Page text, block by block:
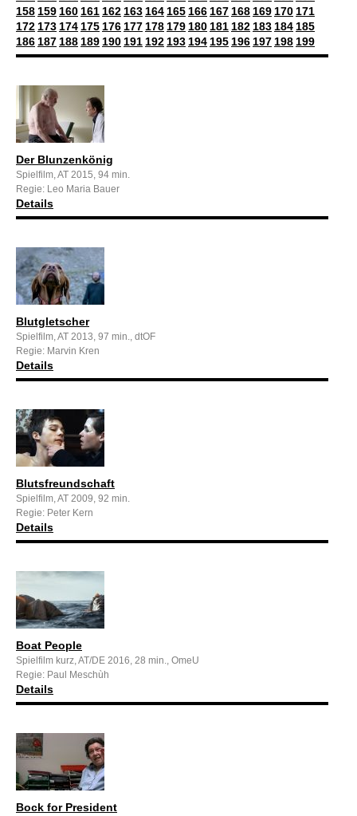
158 159 160 161 162 163 164 165 166 167 168 169 170 171
172 173 174 175 176 177 178 179 180 181 182 183 184 185
186 187 188 189 190 191 192 193 194 195 196 197 198 199
Der Blunzenkönig
Spielfilm, AT 2015, 94 min.
Regie: Leo Maria Bauer
Details
Blutgletscher
Spielfilm, AT 2013, 97 min., dtOF
Regie: Marvin Kren
Details
Blutsfreundschaft
Spielfilm, AT 2009, 92 min.
Regie: Peter Kern
Details
Boat People
Spielfilm kurz, AT/DE 2016, 28 min., OmeU
Regie: Paul Meschùh
Details
Bock for President